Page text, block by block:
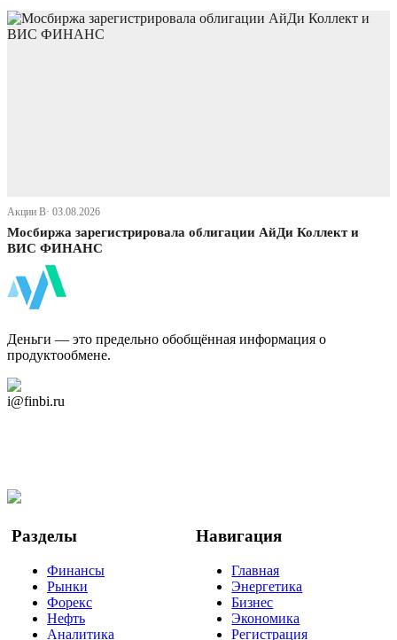
Акции В· 03.08.2026
Мосбиржа зарегистрировала облигации АйДи Коллект и
ВИС ФИНАНС
Деньги — это предельно обобщённая информация о
продуктообмене.
i@finbi.ru
Разделы
Финансы
Рынки
Форекс
Нефть
Аналитика
Навигация
Главная
Энергетика
Бизнес
Экономика
Регистрация